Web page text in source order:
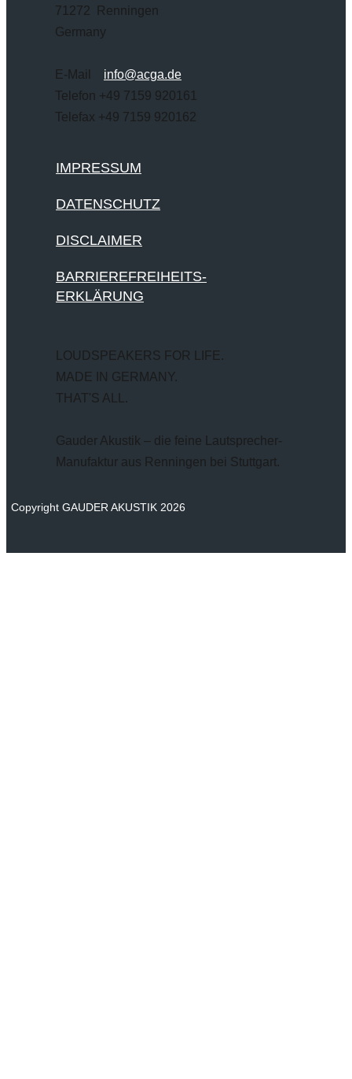
71272 Renningen
Germany
E-Mail info@acga.de
Telefon +49 7159 920161
Telefax +49 7159 920162
IMPRESSUM
DATENSCHUTZ
DISCLAIMER
BARRIEREFREIHEITS-
ERKLÄRUNG
LOUDSPEAKERS FOR LIFE.
MADE IN GERMANY.
THAT'S ALL.
Gauder Akustik – die feine Lautsprecher-
Manufaktur aus Renningen bei Stuttgart.
Copyright GAUDER AKUSTIK 2026